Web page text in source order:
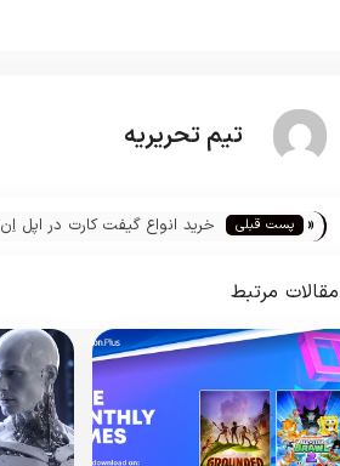
تیم تحریریه
« پست قبلی
خرید انواع گیفت کارت در اپل
مقالات مرتبط